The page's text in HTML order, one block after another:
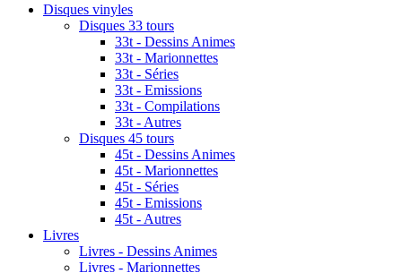
Disques vinyles
Disques 33 tours
33t - Dessins Animes
33t - Marionnettes
33t - Séries
33t - Emissions
33t - Compilations
33t - Autres
Disques 45 tours
45t - Dessins Animes
45t - Marionnettes
45t - Séries
45t - Emissions
45t - Autres
Livres
Livres - Dessins Animes
Livres - Marionnettes